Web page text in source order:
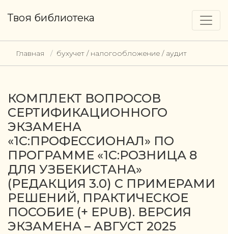
Твоя библиотека
Главная бухучет / налогообложение / аудит
КОМПЛЕКТ ВОПРОСОВ
СЕРТИФИКАЦИОННОГО
ЭКЗАМЕНА
«1С:ПРОФЕССИОНАЛ» ПО
ПРОГРАММЕ «1С:РОЗНИЦА 8
ДЛЯ УЗБЕКИСТАНА»
(РЕДАКЦИЯ 3.0) С ПРИМЕРАМИ
РЕШЕНИЙ, ПРАКТИЧЕСКОЕ
ПОСОБИЕ (+ EPUB). ВЕРСИЯ
ЭКЗАМЕНА – АВГУСТ 2025